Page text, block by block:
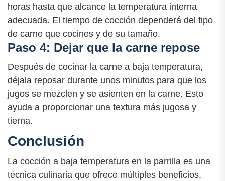
horas hasta que alcance la temperatura interna
adecuada. El tiempo de cocción dependerá del tipo
de carne que cocines y de su tamaño.
Paso 4: Dejar que la carne repose
Después de cocinar la carne a baja temperatura,
déjala reposar durante unos minutos para que los
jugos se mezclen y se asienten en la carne. Esto
ayuda a proporcionar una textura más jugosa y
tierna.
Conclusión
La cocción a baja temperatura en la parrilla es una
técnica culinaria que ofrece múltiples beneficios,